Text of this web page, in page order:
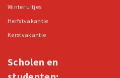
Winter uitjes
Herfstvakantie
Kerstvakantie
Scholen en